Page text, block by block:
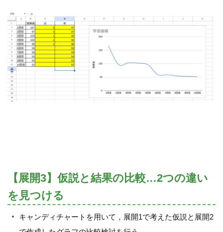
【展開3】仮説と結果の比較…2つの違い
を見つける
キャンディチャートを用いて，展開1で考えた仮説と展開2